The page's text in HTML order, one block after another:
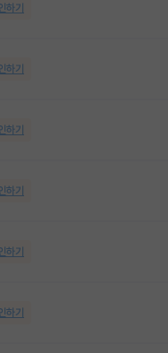
하기
하기
하기
하기
하기
하기